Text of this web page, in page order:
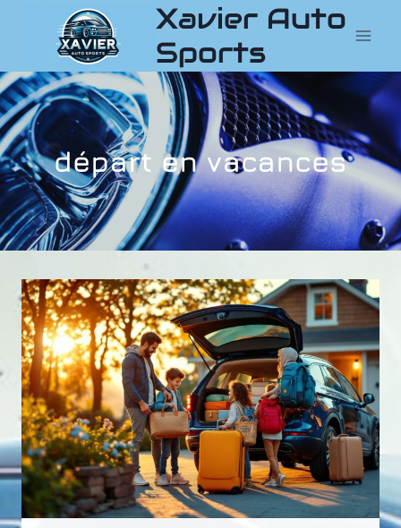
contenu
Xavier Auto
Sports
départ en vacances